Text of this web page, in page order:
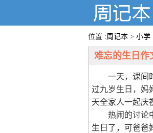
位置 :周记本 > 小学
难忘的生日作
一天，课间
过九岁生日，妈
天全家人一起庆
热闹的讨论
生日了，可爸爸